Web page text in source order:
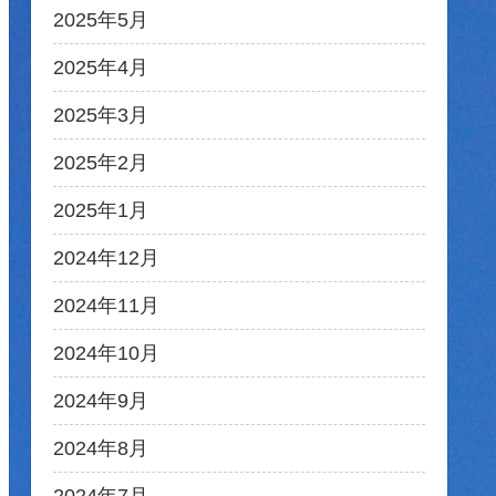
2025年5月
2025年4月
2025年3月
2025年2月
2025年1月
2024年12月
2024年11月
2024年10月
2024年9月
2024年8月